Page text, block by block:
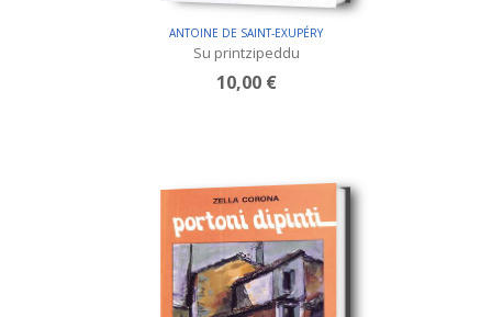
ANTOINE DE SAINT-EXUPÉRY
Su printzipeddu
10,00 €